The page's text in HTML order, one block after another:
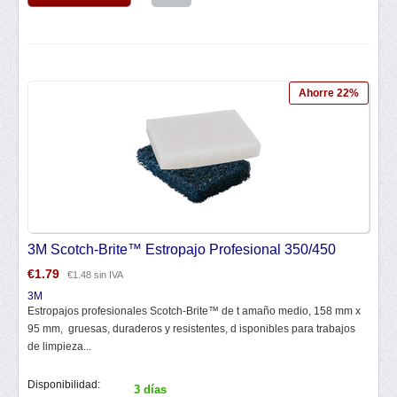
Ahorre 22%
3M Scotch-Brite™ Estropajo Profesional 350/450
€1.79 €1.48 sin IVA
3M
Estropajos profesionales Scotch-Brite™ de t amaño medio, 158 mm x
95 mm, gruesas, duraderos y resistentes, d isponibles para trabajos
de limpieza...
Disponibilidad: 3 días